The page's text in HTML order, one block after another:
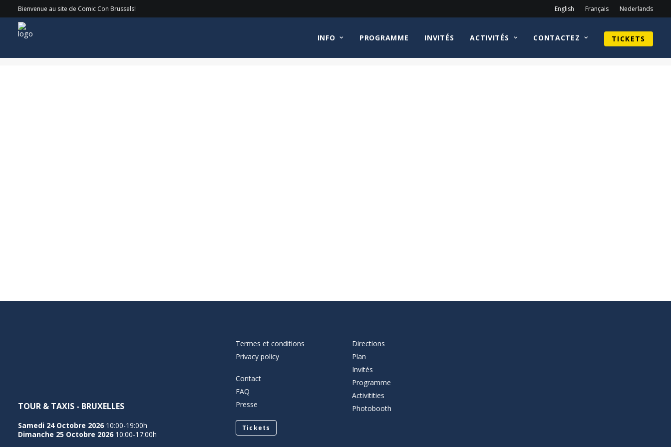
Bienvenue au site de Comic Con Brussels! English Français Nederlands
INFO PROGRAMME INVITÉS ACTIVITÉS CONTACTEZ TICKETS
CirkelnologoKeeganConnorTraceyWEB Home Sean Astin CirkelnologoKeeganConnorTraceyWEB
TOUR & TAXIS - BRUXELLES
Samedi 24 Octobre 2026 10:00-19:00h
Dimanche 25 Octobre 2026 10:00-17:00h
Termes et conditions
Privacy policy
Contact
FAQ
Presse
Tickets
Directions
Plan
Invités
Programme
Activitities
Photobooth